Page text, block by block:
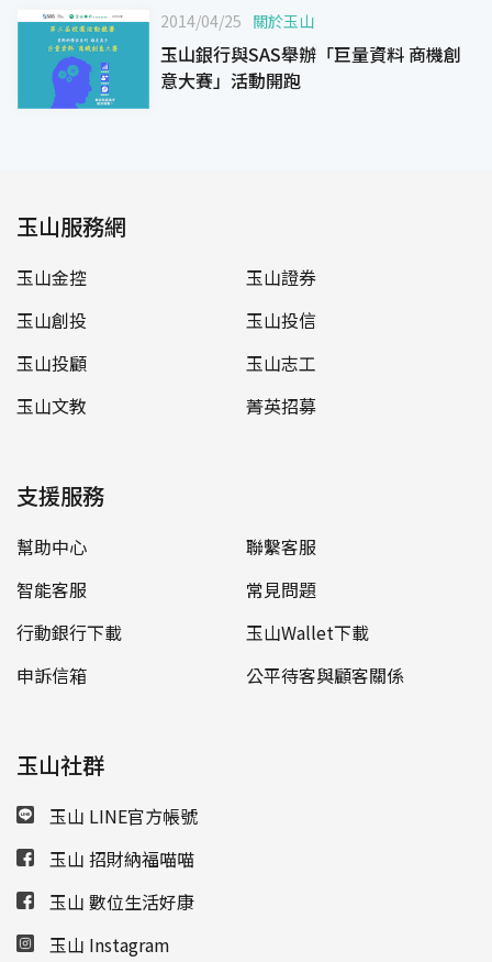
2014/04/25 關於玉山
玉山銀行與SAS舉辦「巨量資料 商機創
意大賽」活動開跑
玉山服務網
玉山金控
玉山證券
玉山創投
玉山投信
玉山投顧
玉山志工
玉山文教
菁英招募
支援服務
幫助中心
聯繫客服
智能客服
常見問題
行動銀行下載
玉山Wallet下載
申訴信箱
公平待客與顧客關係
玉山社群
玉山 LINE官方帳號
玉山 招財納福喵喵
玉山 數位生活好康
玉山 Instagram